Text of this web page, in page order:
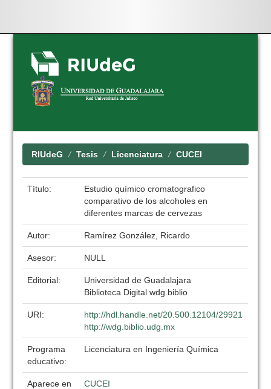
Skip
navigation
RIUdeG Tesis Licenciatura CUCEI
Título:
Estudio químico cromatografico
comparativo de los alcoholes en
diferentes marcas de cervezas
Autor: Ramírez González, Ricardo
Asesor: NULL
Editorial:
Universidad de Guadalajara
Biblioteca Digital wdg.biblio
URI:
http://hdl.handle.net/20.500.12104/29921
http://wdg.biblio.udg.mx
Programa
educativo:
Licenciatura en Ingeniería Química
Aparece en
CUCEI